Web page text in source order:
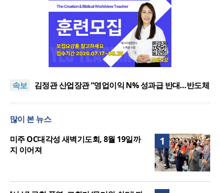
속보
교진추, 2022 개정 통합과학 내 ‘후성유전 해석 가능
호가부담금 도입 추진
김정관 산업장관 “영업이익 N% 성과급 반대…반도체
교진추, 2022 개정 통합과학 내 ‘후성유전 해석 가능
단일종목 레버리지 ETF 거래 40.6%가 외국인…과다
호가부담금 도입 추진
많이 본 뉴스
1
미주 OC대각성 새벽기도회, 8월 19일까
지 이어져